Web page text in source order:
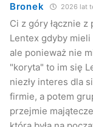
Bronek 2026 lat
Ci z góry łącznie
Lentex gdyby mieli
ale ponieważ nie
"koryta" to im się
niezły interes dla
firmie, a potem
przejmie